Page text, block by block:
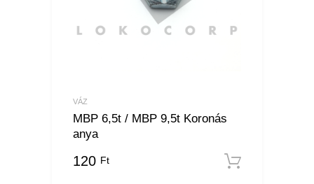
VÁZ
MBP 6,5t / MBP 9,5t Koronás
anya
120 Ft